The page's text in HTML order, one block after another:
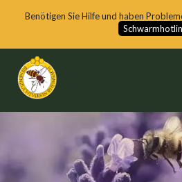
Benötigen Sie Hilfe und haben